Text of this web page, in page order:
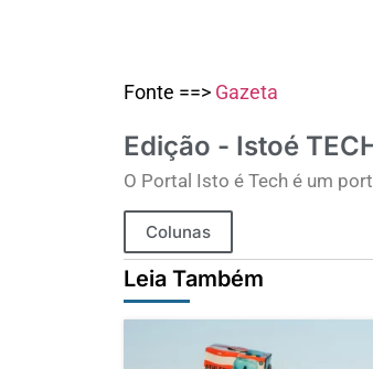
Fonte ==> Gazeta
Edição - Istoé
O Portal Isto é Tech é um
Colunas
Leia Também